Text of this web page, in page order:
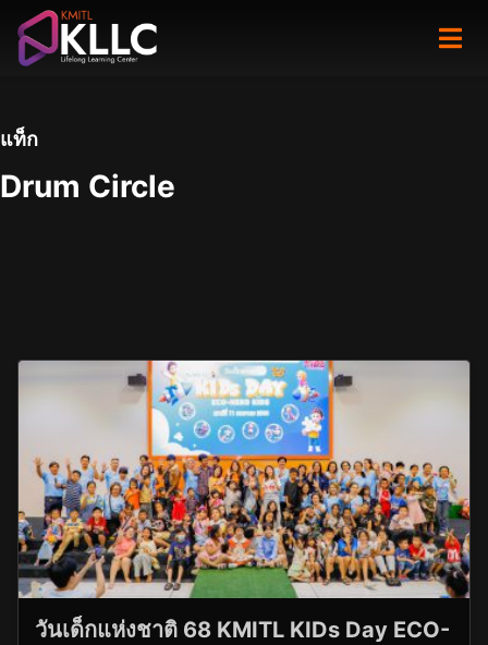
content
แท็ก
Drum Circle
วันเด็กแห่งชาติ 68 KMITL KIDs Day ECO-